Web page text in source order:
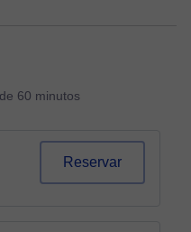
60 minutos
Reservar